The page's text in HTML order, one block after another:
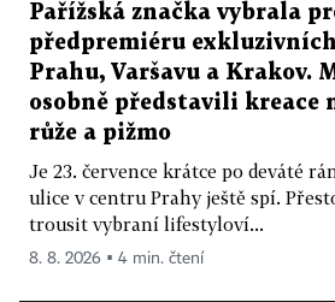
Pařížská značka vybrala
předpremiéru
Prahu, Varšavu a Krakov.
osobně představili kreace
růže a pižmo
Je 23. července krátce po deváté
ulice v centru Prahy ještě spí.
trousit vybraní lifestyloví...
8. 8. 2026 ▪ 4 min. čtení